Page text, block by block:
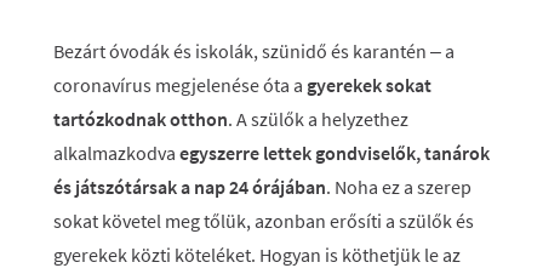
Bezárt óvodák és iskolák, szünidő és karantén – a
coronavírus megjelenése óta a gyerekek sokat
tartózkodnak otthon. A szülők a helyzethez
alkalmazkodva egyszerre lettek gondviselők, tanárok
és játszótársak a nap 24 órájában. Noha ez a szerep
sokat követel meg tőlük, azonban erősíti a szülők és
gyerekek közti köteléket. Hogyan is köthetjük le az